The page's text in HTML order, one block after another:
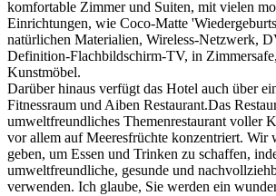
komfortable Zimmer und Suiten, mit vielen
Einrichtungen, wie Coco-Matte
natürlichen Materialien, Wireless-Netzwerk,
Definition-Flachbildschirm-TV, in
Kunstmöbel.
Darüber hinaus verfügt das Hotel auch über
Fitnessraum und Aiben Restaurant.Das
umweltfreundliches Themenrestaurant voller
vor allem auf Meeresfrüchte konzentriert. Wir
geben, um Essen und Trinken zu schaffen,
umweltfreundliche, gesunde und
verwenden. Ich glaube, Sie werden ein